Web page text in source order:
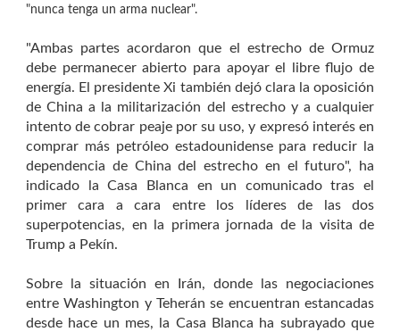
"nunca tenga un arma nuclear".
"Ambas partes acordaron que el estrecho de Ormuz
debe permanecer abierto para apoyar el libre flujo de
energía. El presidente Xi también dejó clara la oposición
de China a la militarización del estrecho y a cualquier
intento de cobrar peaje por su uso, y expresó interés en
comprar más petróleo estadounidense para reducir la
dependencia de China del estrecho en el futuro", ha
indicado la Casa Blanca en un comunicado tras el
primer cara a cara entre los líderes de las dos
superpotencias, en la primera jornada de la visita de
Trump a Pekín.
Sobre la situación en Irán, donde las negociaciones
entre Washington y Teherán se encuentran estancadas
desde hace un mes, la Casa Blanca ha subrayado que